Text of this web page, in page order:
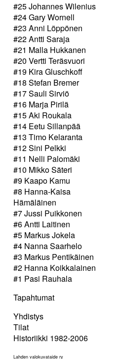
#25 Johannes Wilenius
#24 Gary Wornell
#23 Anni Löppönen
#22 Antti Saraja
#21 Malla Hukkanen
#20 Vertti Teräsvuori
#19 Kira Gluschkoff
#18 Stefan Bremer
#17 Sauli Sirviö
#16 Marja Pirilä
#15 Aki Roukala
#14 Eetu Sillanpää
#13 Timo Kelaranta
#12 Sini Pelkki
#11 Nelli Palomäki
#10 Mikko Säteri
#9 Kaapo Kamu
#8 Hanna-Kaisa
Hämäläinen
#7 Jussi Puikkonen
#6 Antti Laitinen
#5 Markus Jokela
#4 Nanna Saarhelo
#3 Markus Pentikäinen
#2 Hanna Koikkalainen
#1 Pasi Rauhala
Tapahtumat
Yhdistys
Tilat
Historiikki 1982-2006
Lahden valokuvataide ry